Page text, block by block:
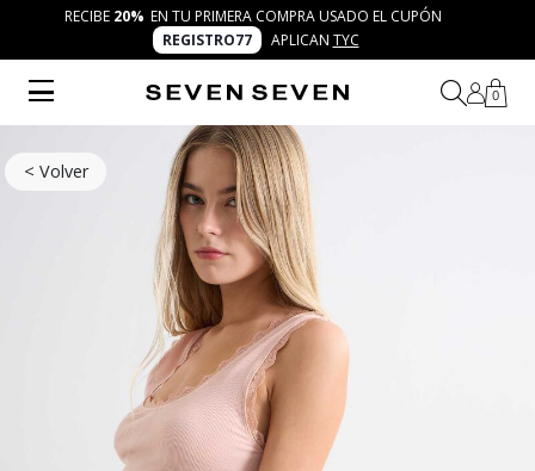
RECIBE 20% EN TU PRIMERA COMPRA USADO EL CUPÓN
REGISTRO77
APLICAN TYC
0
< Volver